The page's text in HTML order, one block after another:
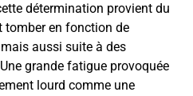
détermination provient du
tomber en fonction de
aussi suite à des
grande fatigue provoquée
lourd comme une